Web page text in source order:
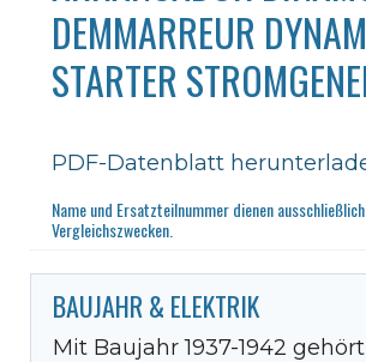
DEMMARREUR
STARTER
PDF-Datenblatt
Name und Ersatzteilnummer dienen
Vergleichszwecken.
BAUJAHR & ELEKTRIK
Mit Baujahr 1937-1942